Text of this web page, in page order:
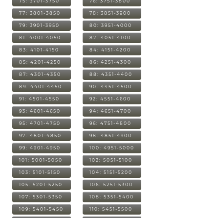
77: 3801-3850 78: 3851-3900
79: 3901-3950 80: 3951-4000
81: 4001-4050 82: 4051-4100
83: 4101-4150 84: 4151-4200
85: 4201-4250 86: 4251-4300
87: 4301-4350 88: 4351-4400
89: 4401-4450 90: 4451-4500
91: 4501-4550 92: 4551-4600
93: 4601-4650 94: 4651-4700
95: 4701-4750 96: 4751-4800
97: 4801-4850 98: 4851-4900
99: 4901-4950 100: 4951-5000
101: 5001-5050 102: 5051-5100
103: 5101-5150 104: 5151-5200
105: 5201-5250 106: 5251-5300
107: 5301-5350 108: 5351-5400
109: 5401-5450 110: 5451-5500